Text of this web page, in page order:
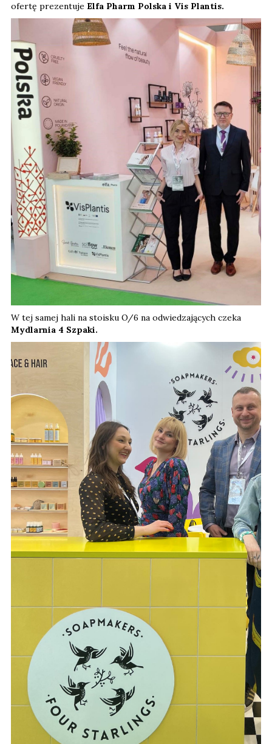
ofertę prezentuje Elfa Pharm Polska i Vis Plantis.
W tej samej hali na stoisku O/6 na odwiedzających czeka
Mydlarnia 4 Szpaki.